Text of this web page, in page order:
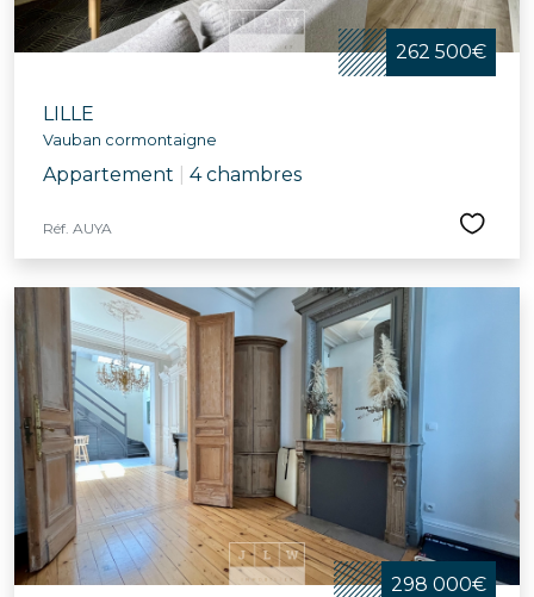
262 500€
LILLE
Vauban cormontaigne
Appartement 4 chambres
Réf. AUYA
298 000€